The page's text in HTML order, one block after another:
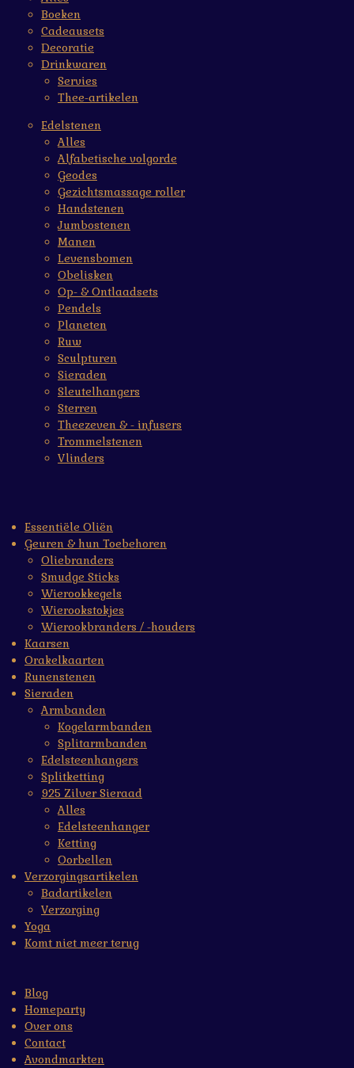
Boeken
Cadeausets
Decoratie
Drinkwaren
Servies
Thee-artikelen
Edelstenen
Alles
Alfabetische volgorde
Geodes
Gezichtsmassage roller
Handstenen
Jumbostenen
Manen
Levensbomen
Obelisken
Op- & Ontlaadsets
Pendels
Planeten
Ruw
Sculpturen
Sieraden
Sleutelhangers
Sterren
Theezeven & - infusers
Trommelstenen
Vlinders
Essentiële Oliën
Geuren & hun Toebehoren
Oliebranders
Smudge Sticks
Wierookkegels
Wierookstokjes
Wierookbranders / -houders
Kaarsen
Orakelkaarten
Runenstenen
Sieraden
Armbanden
Kogelarmbanden
Splitarmbanden
Edelsteenhangers
Splitketting
925 Zilver Sieraad
Alles
Edelsteenhanger
Ketting
Oorbellen
Verzorgingsartikelen
Badartikelen
Verzorging
Yoga
Komt niet meer terug
Blog
Homeparty
Over ons
Contact
Avondmarkten